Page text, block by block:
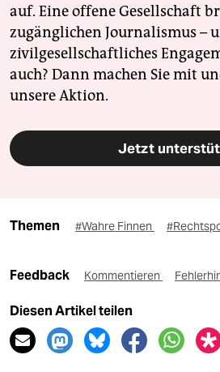
auf. Eine offene Gesellschaft
zugänglichen Journalismus –
zivilgesellschaftliches
auch? Dann machen Sie mit
unsere Aktion.
Jetzt
Themen #Wahre Finnen
Feedback Kommentieren
Diesen Artikel teilen